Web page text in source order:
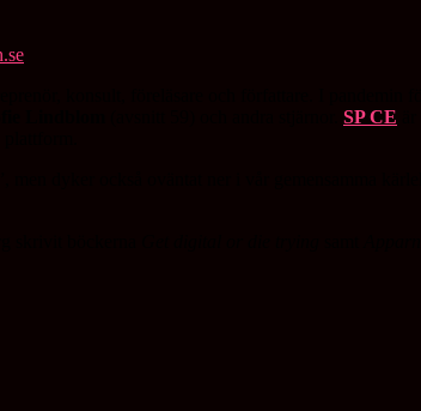
SP CE